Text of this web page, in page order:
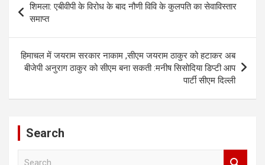
navigation
शिमला: एबीवीपी के विरोध के बाद नौणी विवि के कुलपति का सेवाविस्तार
समाप्त
हिमाचल में जयराम सरकार नाकाम ,सीएम जयराम ठाकुर को हटाकर अब
बीजेपी अनुराग ठाकुर को सीएम बना सकती :मनीष सिसोदिया डिप्टी आप
पार्टी सीएम दिल्ली
Search